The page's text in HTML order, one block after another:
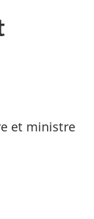
et ministre